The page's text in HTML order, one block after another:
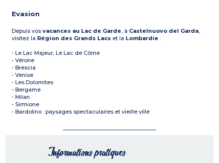
Evasion
Depuis vosvacances au Lac de Garde, à Castelnuovo del Garda,
visitez la Région des Grands Lacs et la Lombardie :
- Le Lac Majeur, Le Lac de Côme
- Vérone
- Brescia
- Venise
- Les Dolomites
- Bergame
- Milan
- Sirmione
- Bardolino : paysages spectaculaires et vieille ville
Informations pratiques